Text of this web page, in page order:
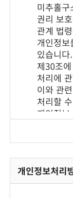
미추홀
권리 보
관계 법
개인정
있습니다
제30조
처리에
이와 관
처리할
개인정보
<개인
❶개인
미추홀구
위하여
개인정보처리